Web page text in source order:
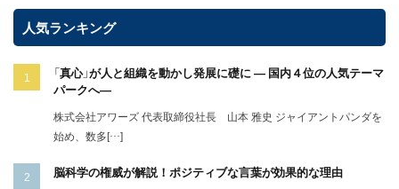
人気ランキング
「真心」が人と組織を動かし発展に礎に ― 国内４位の人気テーマ
パークへ―
株式会社アワーズ 代表取締役社長 山本 雅史 ジャイアントパンダを
始め、数多[…]
脳科学の権威が解説！ポジティブな言葉が効果的な理由